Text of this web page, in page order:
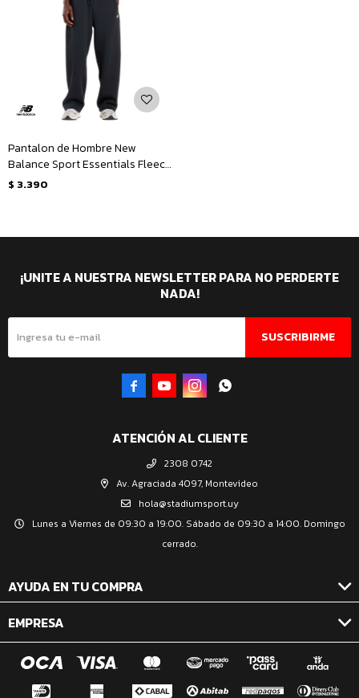
Pantalon de Hombre New
Balance Sport Essentials Fleece
- Negro
$ 3.390
ATENCIÓN AL CLIENTE
2308 0742
Av. Agraciada 4097, Montevideo
hola@stadiumsport.uy
Lunes a Viernes de 09:30 a 19:00. Sábado de 09:30 a 14:00. Domingo
cerrado.
AYUDA EN TU COMPRA
EMPRESA
¡UNITE A NUESTRA NEWSLETTER PARA NO PERDERTE
NADA!
SUSCRIBIRME
   